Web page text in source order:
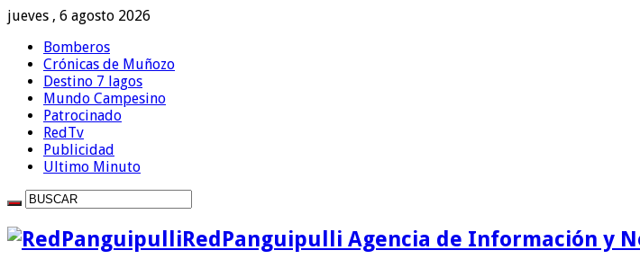
jueves , 6 agosto 2026
Bomberos
Crónicas de Muñozo
Destino 7 lagos
Mundo Campesino
Patrocinado
RedTv
Publicidad
Ultimo Minuto
RedPanguipulli Agencia de Información y